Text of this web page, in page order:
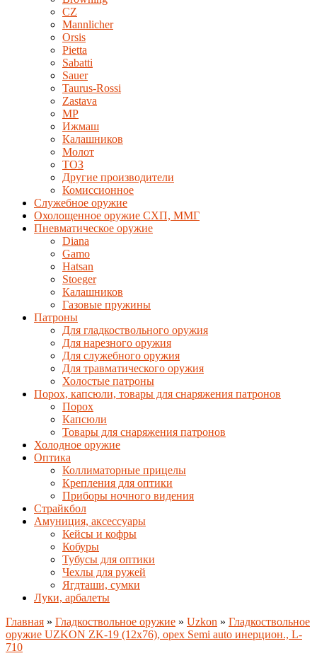
CZ
Mannlicher
Orsis
Pietta
Sabatti
Sauer
Taurus-Rossi
Zastava
MP
Ижмаш
Калашников
Молот
ТОЗ
Другие производители
Комиссионное
Служебное оружие
Охолощенное оружие СХП, ММГ
Пневматическое оружие
Diana
Gamo
Hatsan
Stoeger
Калашников
Газовые пружины
Патроны
Для гладкоствольного оружия
Для нарезного оружия
Для служебного оружия
Для травматического оружия
Холостые патроны
Порох, капсюли, товары для снаряжения патронов
Порох
Капсюли
Товары для снаряжения патронов
Холодное оружие
Оптика
Коллиматорные прицелы
Крепления для оптики
Приборы ночного видения
Страйкбол
Амуниция, аксессуары
Кейсы и кофры
Кобуры
Тубусы для оптики
Чехлы для ружей
Ягдташи, сумки
Луки, арбалеты
Главная » Гладкоствольное оружие » Uzkon » Гладкоствольное
оружие UZKON ZK-19 (12x76), орех Semi auto инерцион., L-
710